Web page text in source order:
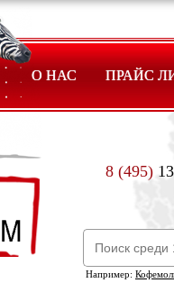
О НАС ПРАЙС
8 (495)
Например: